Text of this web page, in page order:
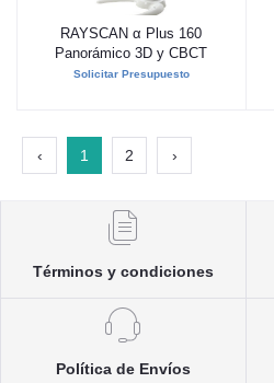
Añadir al carrito
RAYSCAN α Plus 160
Panorámico 3D y CBCT
Solicitar Presupuesto
‹ 1 2 ›
Términos y condiciones
Política de Envíos